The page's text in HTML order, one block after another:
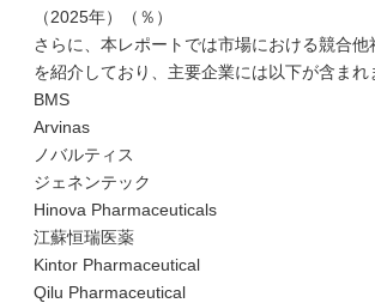
（2025年）（％）
さらに、本レポートでは市場における競合
を紹介しており、主要企業には以下が含まれ
BMS
Arvinas
ノバルティス
ジェネンテック
Hinova Pharmaceuticals
江蘇恒瑞医薬
Kintor Pharmaceutical
Qilu Pharmaceutical